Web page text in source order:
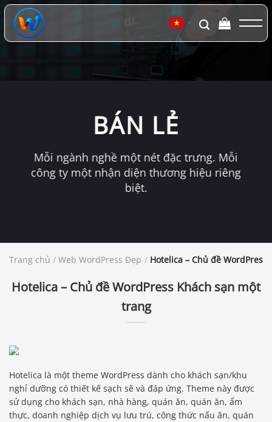
Chuyển
đến
dung
▼
BÁN LẺ
Mỗi ngành nghề một nét đặc trưng. Mỗi
công ty một nhận diện thương hiệu riêng
biệt.
Trang chủ / Web WordPress Đẹp / Hotelica – Chủ đề
Hotelica – Chủ đề WordPress Khách sạn một
trang
Hotelica là một theme WordPress dành cho khách sạn/khu
nghỉ dưỡng có thiết kế sạch sẽ và đáp ứng. Theme này được
sử dụng cho khách sạn, nhà hàng, quán ăn, quán ăn, ẩm
thực, doanh nghiệp dịch vụ lưu trú, công thức nấu ăn, quán